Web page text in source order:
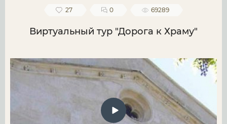
27 0 69289
Виртуальный тур "Дорога к Храму"